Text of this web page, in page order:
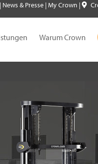
| News & Presse |My Crown |
Warum Crown